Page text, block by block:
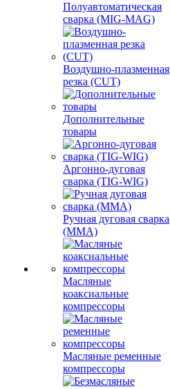
Полуавтоматическая
сварка (MIG-MAG)
Воздушно-плазменная
резка (CUT)
Дополнительные
товары
Аргонно-дуговая
сварка (TIG-WIG)
Ручная дуговая сварка
(MMA)
Масляные
коаксиальные
компрессоры
Масляные ременные
компрессоры